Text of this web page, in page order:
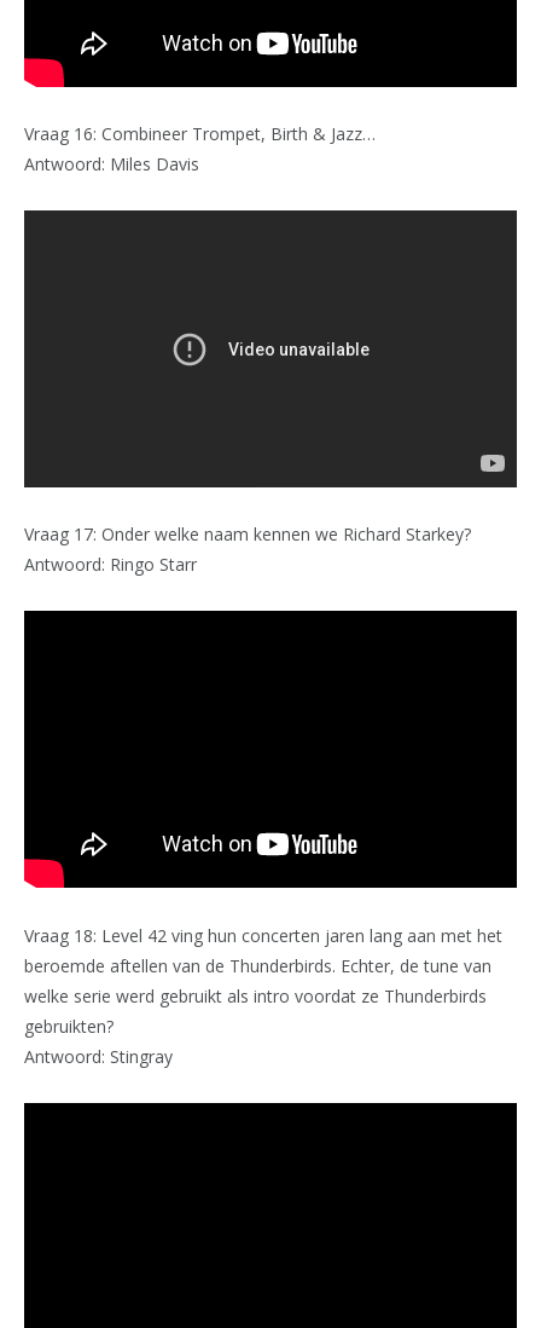
Vraag 16: Combineer Trompet, Birth & Jazz…
Antwoord: Miles Davis
Vraag 17: Onder welke naam kennen we Richard Starkey?
Antwoord: Ringo Starr
Vraag 18: Level 42 ving hun concerten jaren lang aan met het
beroemde aftellen van de Thunderbirds. Echter, de tune van
welke serie werd gebruikt als intro voordat ze Thunderbirds
gebruikten?
Antwoord: Stingray